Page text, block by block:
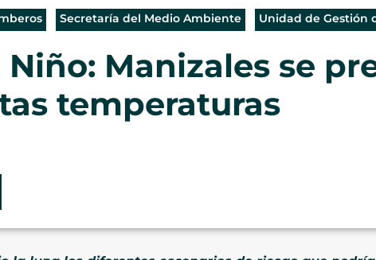
Secretaría del Medio Ambiente Unidad de Gestión
Manizales se
temperaturas